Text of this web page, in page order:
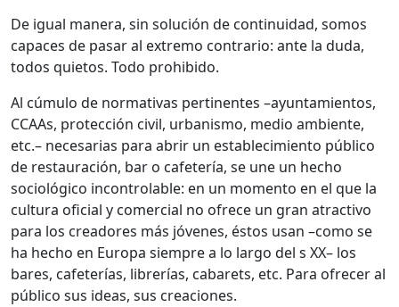
De igual manera, sin solución de continuidad, somos
capaces de pasar al extremo contrario: ante la duda,
todos quietos. Todo prohibido.
Al cúmulo de normativas pertinentes –ayuntamientos,
CCAAs, protección civil, urbanismo, medio ambiente,
etc.– necesarias para abrir un establecimiento público
de restauración, bar o cafetería, se une un hecho
sociológico incontrolable: en un momento en el que la
cultura oficial y comercial no ofrece un gran atractivo
para los creadores más jóvenes, éstos usan –como se
ha hecho en Europa siempre a lo largo del s XX– los
bares, cafeterías, librerías, cabarets, etc. Para ofrecer al
público sus ideas, sus creaciones.